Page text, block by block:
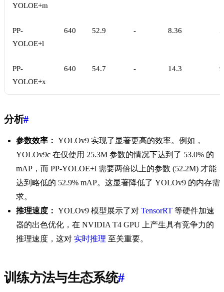
YOLOE+m
PP-
YOLOE+l
640 52.9 - 8.36
PP-
YOLOE+x
640 54.7 - 14.3
分析#
参数效率： YOLOv9 实现了显著更高的效率。例如，
YOLOv9c 在仅使用 25.3M 参数的情况下达到了 53.0% 的
mAP，而 PP-YOLOE+l 需要两倍以上的参数 (52.2M) 才能
达到略低的 52.9% mAP。这显著降低了 YOLOv9 的内存需
求。
推理速度： YOLOv9 模型展示了对 TensorRT 等硬件加速
器的出色优化，在 NVIDIA T4 GPU 上产生具有竞争力的
推理速度，这对 实时推理 至关重要。
训练方法与生态系统#